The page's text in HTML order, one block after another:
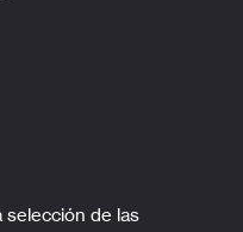
selección de las